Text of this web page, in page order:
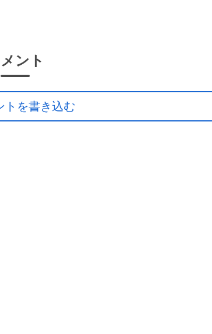
ント
トを書き込む